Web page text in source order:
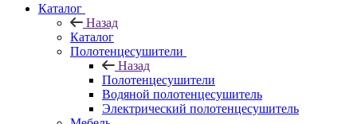
Каталог
Назад
Каталог
Полотенцесушители
Назад
Полотенцесушители
Водяной полотенцесушитель
Электрический полотенцесушитель